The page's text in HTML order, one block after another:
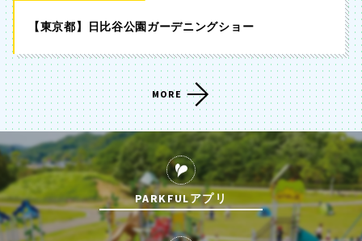
【東京都】日比谷公園ガーデニングショー
MORE
PARKFULアプリ